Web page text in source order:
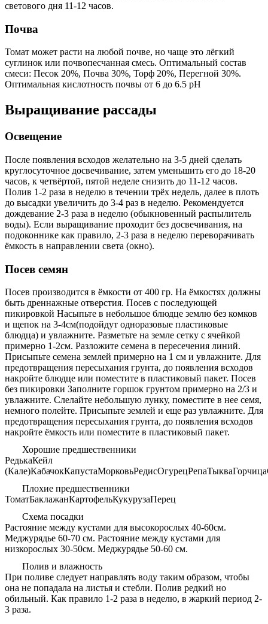
светового дня 11-12 часов.
Почва
Томат может расти на любой почве, но чаще это лёгкий
суглинок или почвопесчанная смесь. Оптимальный состав
смеси: Песок 20%, Почва 30%, Торф 20%, Перегной 30%.
Оптимальная кислотность почвы от 6 до 6.5 pH
Выращивание рассады
Освещение
После появления всходов желательно на 3-5 дней сделать
круглосуточное досвечивание, затем уменьшить его до 18-20
часов, к четвёртой, пятой неделе снизить до 11-12 часов.
Полив 1-2 раза в неделю в течении трёх недель, далее в плоть
до высадки увеличить до 3-4 раз в неделю. Рекомендуется
дождевание 2-3 раза в неделю (обыкновенный распылитель
воды). Если выращивание проходит без досвечивания, на
подоконнике как правило, 2-3 раза в неделю переворачивать
ёмкость в направлении света (окно).
Посев семян
Посев производится в ёмкости от 400 гр. На ёмкостях должны
быть дреннажные отверстия. Посев с последующей
пикировкой Насыпьте в небольшое блюдце землю без комков
и щепок на 3-4см(подойдут одноразовые пластиковые
блюдца) и увлажните. Разметьте на земле сетку с ячейкой
примерно 1-2см. Разложите семена в пересечения линий.
Присыпьте семена землей примерно на 1 см и увлажните. Для
предотвращения пересыхания грунта, до появления всходов
накройте блюдце или поместите в пластиковый пакет. Посев
без пикировки Заполните горшок грунтом примерно на 2/3 и
увлажните. Слелайте небольшую лунку, поместите в нее семя,
немного полейте. Присыпьте землей и еще раз увлажните. Для
предотвращения пересыхания грунта, до появления всходов
накройте ёмкость или поместите в пластиковый пакет.
Хорошие предшественники
РедькаКейл
(Кале)КабачокКапустаМорковьРедисОгурецРепаТыкваГорчица
Плохие предшественники
ТоматБаклажанКартофельКукурузаПерец
Схема посадки
Растояние между кустами для высокорослых 40-60см.
Меджурядье 60-70 см. Растояние между кустами для
низкорослых 30-50см. Меджурядье 50-60 см.
Полив и влажность
При поливе следует направлять воду таким образом, чтобы
она не попадала на листья и стебли. Полив редкий но
обильный. Как правило 1-2 раза в неделю, в жаркий период 2-
3 раза.